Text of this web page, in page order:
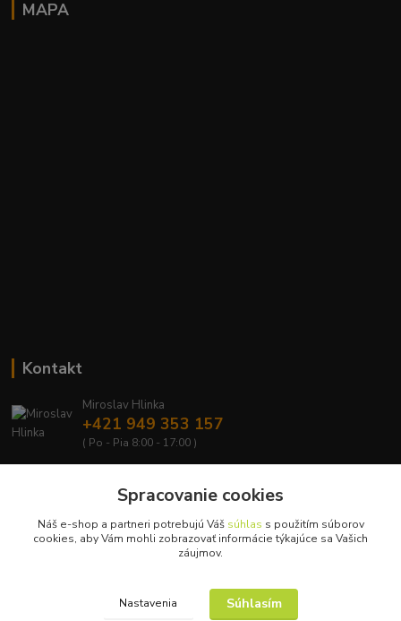
MAPA
Kontakt
Miroslav Hlinka
+421 949 353 157
( Po - Pia 8:00 - 17:00 )
Upravit sběr cookies.
Spracovanie cookies
Náš e-shop a partneri potrebujú Váš súhlas s použitím súborov
cookies, aby Vám mohli zobrazovať informácie týkajúce sa Vašich
záujmov.
Nastavenia Súhlasím